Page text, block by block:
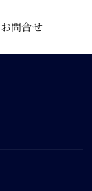
お問合せ